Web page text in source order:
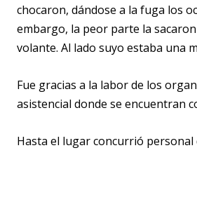
chocaron, dándose a la fuga los
embargo, la peor parte la
volante. Al lado suyo estaba una
Fue gracias a la labor de los
asistencial donde se encuentran
Hasta el lugar concurrió personal